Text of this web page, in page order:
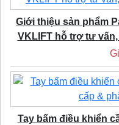
Giới thiệu sản phẩm
VKLIFT hỗ trợ tư
Tay bấm điều khiển